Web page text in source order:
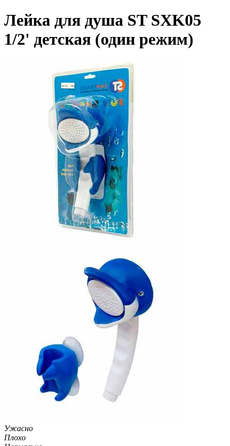
Лейка для душа ST SXK05
1/2' детская (один режим)
Ужасно
Плохо